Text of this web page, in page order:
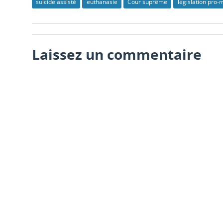
suicide assisté euthanasie Cour suprême législation pro-
Laissez un commentaire